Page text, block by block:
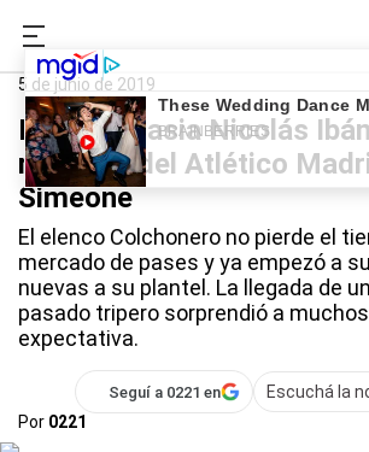
0221.com.ar
5 de junio de 2019
El exGimnasia Nicolás
refuerzo del Atlético
Simeone
El elenco Colchonero no pierde el
mercado de pases y ya empezó a
nuevas a su plantel. La llegada de
pasado tripero sorprendió a
expectativa.
Seguí a 0221 en
Escuchá la
Por 0221